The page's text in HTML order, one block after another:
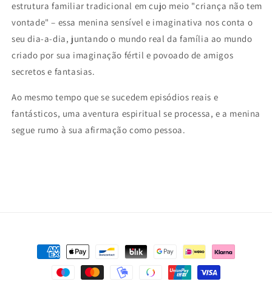
estrutura familiar tradicional em cujo meio "criança não tem
vontade" – essa menina sensível e imaginativa nos conta o
seu dia-a-dia, juntando o mundo real da família ao mundo
criado por sua imaginação fértil e povoado de amigos
secretos e fantasias.
Ao mesmo tempo que se sucedem episódios reais e
fantásticos, uma aventura espiritual se processa, e a menina
segue rumo à sua afirmação como pessoa.
Payment
methods